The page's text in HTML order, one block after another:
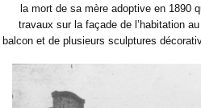
la mort de sa mère adoptive en 1890
travaux sur la façade de l’habitation
balcon et de plusieurs sculptures